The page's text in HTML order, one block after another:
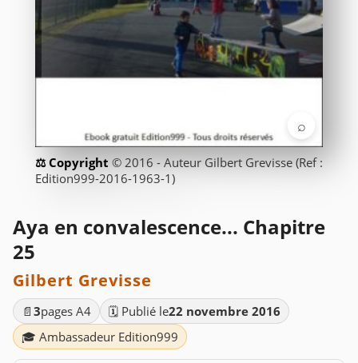
⌕
© 2016 - Auteur Gilbert Grevisse (Ref :
Edition999-2016-1963-1)
Aya en convalescence... Chapitre
25
Gilbert Grevisse
📄 3pages A4 🗓️ Publié le22 novembre 2016
🎓 Ambassadeur Edition999